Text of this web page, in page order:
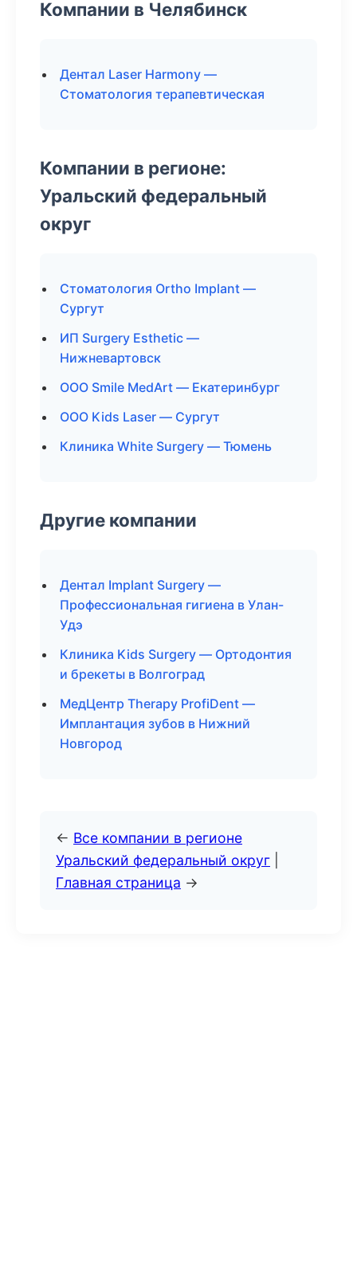
Компании в Челябинск
Дентал Laser Harmony —
Стоматология терапевтическая
Компании в регионе:
Уральский федеральный
округ
Стоматология Ortho Implant —
Сургут
ИП Surgery Esthetic —
Нижневартовск
ООО Smile MedArt — Екатеринбург
ООО Kids Laser — Сургут
Клиника White Surgery — Тюмень
Другие компании
Дентал Implant Surgery —
Профессиональная гигиена в Улан-
Удэ
Клиника Kids Surgery — Ортодонтия
и брекеты в Волгоград
МедЦентр Therapy ProfiDent —
Имплантация зубов в Нижний
Новгород
← Все компании в регионе
Уральский федеральный округ
Главная страница →